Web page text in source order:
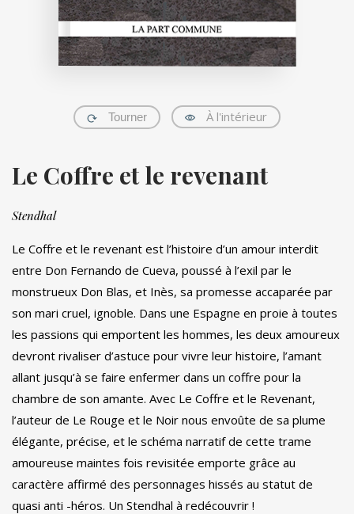
Tourner À l'intérieur
Le Coffre et le revenant
Stendhal
Le Coffre et le revenant est l’histoire d’un amour interdit
entre Don Fernando de Cueva, poussé à l’exil par le
monstrueux Don Blas, et Inès, sa promesse accaparée par
son mari cruel, ignoble. Dans une Espagne en proie à toutes
les passions qui emportent les hommes, les deux amoureux
devront rivaliser d’astuce pour vivre leur histoire, l’amant
allant jusqu’à se faire enfermer dans un coffre pour la
chambre de son amante. Avec Le Coffre et le Revenant,
l’auteur de Le Rouge et le Noir nous envoûte de sa plume
élégante, précise, et le schéma narratif de cette trame
amoureuse maintes fois revisitée emporte grâce au
caractère affirmé des personnages hissés au statut de
quasi anti -héros. Un Stendhal à redécouvrir !